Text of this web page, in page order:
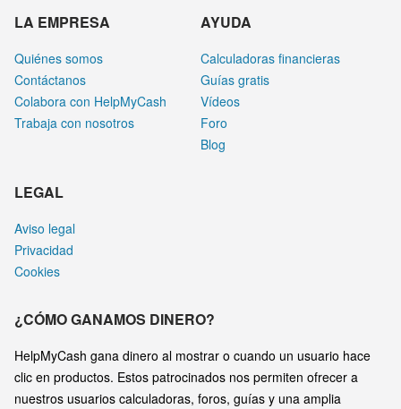
LA EMPRESA
Quiénes somos
Contáctanos
Colabora con HelpMyCash
Trabaja con nosotros
AYUDA
Calculadoras financieras
Guías gratis
Vídeos
Foro
Blog
LEGAL
Aviso legal
Privacidad
Cookies
¿CÓMO GANAMOS DINERO?
HelpMyCash gana dinero al mostrar o cuando un usuario hace
clic en productos. Estos patrocinados nos permiten ofrecer a
nuestros usuarios calculadoras, foros, guías y una amplia